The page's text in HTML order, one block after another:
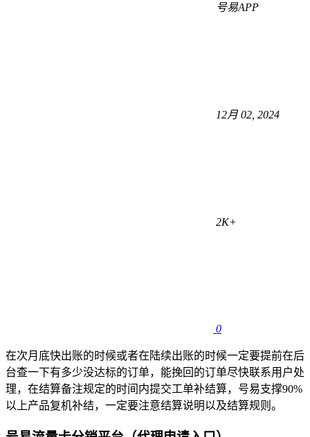
号易APP
12月 02, 2024
2K+
0
在次月底快出账的时候或者在陆续出账的时候一定要提前在后
台查一下有多少没达标的订单，能挽回的订单尽快联系用户处
理，在结算备注规定的时间内提交工单补结算，号易支撑90%
以上产品复机补结，一定要注意结算说明以及结算规则。